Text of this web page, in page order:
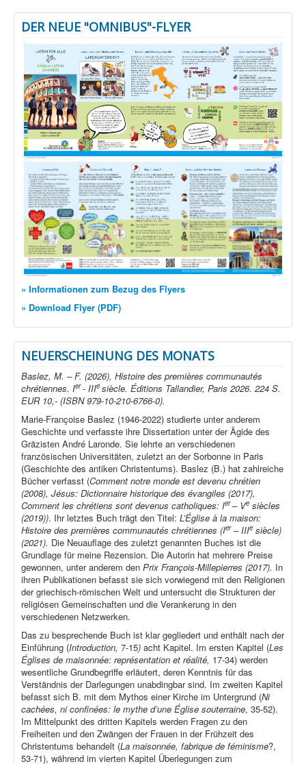
DER NEUE "OMNIBUS"-FLYER
» Informationen zum Bezug des Flyers
» Download Flyer (PDF)
NEUERSCHEINUNG DES MONATS
Baslez, M. – F. (2026), Histoire des premières communautés
chrétiennes. Ier- IIIe siècle. Éditions Tallandier, Paris 2026. 224 S.
EUR 10,- (ISBN 979-10-210-6766-0).
Marie-Françoise Baslez (1946-2022) studierte unter anderem
Geschichte und verfasste ihre Dissertation unter der Ägide des
Gräzisten André Laronde. Sie lehrte an verschiedenen
französischen Universitäten, zuletzt an der Sorbonne in Paris
(Geschichte des antiken Christentums). Baslez (B.) hat zahlreiche
Bücher verfasst (Comment notre monde est devenu chrétien
(2008), Jésus: Dictionnaire historique des évangiles (2017),
Comment les chrétiens sont devenus catholiques: Ier– Ve siècles
(2019)). Ihr letztes Buch trägt den Titel: L’Église à la maison:
Histoire des premières communautés chrétiennes (Ier– IIIe siècle)
(2021). Die Neuauflage des zuletzt genannten Buches ist die
Grundlage für meine Rezension. Die Autorin hat mehrere Preise
gewonnen, unter anderem den Prix François-Millepierres (2017). In
ihren Publikationen befasst sie sich vorwiegend mit den Religionen
der griechisch-römischen Welt und untersucht die Strukturen der
religiösen Gemeinschaften und die Verankerung in den
verschiedenen Netzwerken.
Das zu besprechende Buch ist klar gegliedert und enthält nach der
Einführung (Introduction, 7-15) acht Kapitel. Im ersten Kapitel (Les
Églises de maisonnée: représentation et réalité, 17-34) werden
wesentliche Grundbegriffe erläutert, deren Kenntnis für das
Verständnis der Darlegungen unabdingbar sind. Im zweiten Kapitel
befasst sich B. mit dem Mythos einer Kirche im Untergrund (Ni
cachées, ni confinées: le mythe d’une Église souterraine, 35-52).
Im Mittelpunkt des dritten Kapitels werden Fragen zu den
Freiheiten und den Zwängen der Frauen in der Frühzeit des
Christentums behandelt (La maisonnée, fabrique de féminisme?,
53-71), während im vierten Kapitel Überlegungen zum